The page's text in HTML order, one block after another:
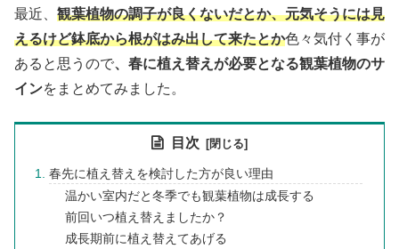
最近、 観葉植物の調子が良くないだとか、元気そうには見
えるけど鉢底から根がはみ出して来たとか色々気付く事が
あると思うので、春に植え替えが必要となる観葉植物のサ
インをまとめてみました。
目次
春先に植え替えを検討した方が良い理由
温かい室内だと冬季でも観葉植物は成長する
前回いつ植え替えましたか？
成長期前に植え替えてあげる